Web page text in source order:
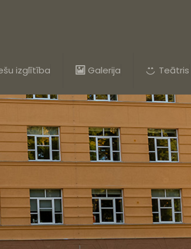
izglītība Galerija Teātris